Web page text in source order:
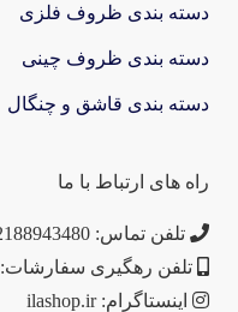
دسته بندی ظروف فلزی
دسته بندی ظروف چینی
دسته بندی قاشق و چنگال
راه های ارتباط با ما
تلفن تماس: 02188943480 – 02155470813 – 02155470280
تلفن رهگیری سفارشات: 09199797956
اینستاگرام: ilashop.ir